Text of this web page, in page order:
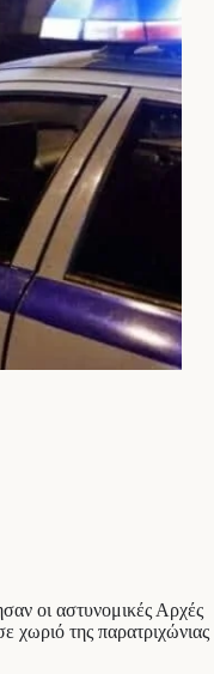
οι αστυνομικές Αρχές
χωριό της παρατριχώνιας